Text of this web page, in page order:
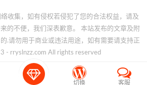
收集，如有侵权若侵犯了您的合法权益，请及
的不便，我们深表歉意。 本站发布的文章及附
.请勿用于商业或违法用途，如有需要请支持正
- rryslnzz.com All rights reserved
切换 客服